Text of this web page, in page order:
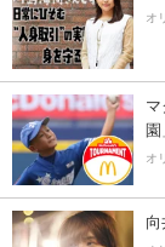
オ
園
オ
向